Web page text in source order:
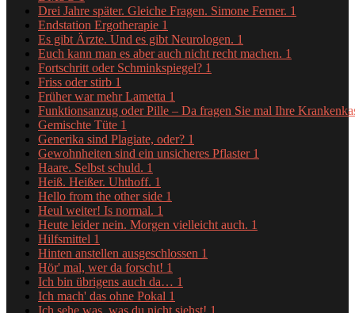
Drei Jahre später. Gleiche Fragen. Simone Ferner. 1
Endstation Ergotherapie 1
Es gibt Ärzte. Und es gibt Neurologen. 1
Euch kann man es aber auch nicht recht machen. 1
Fortschritt oder Schminkspiegel? 1
Friss oder stirb 1
Früher war mehr Lametta 1
Funktionsanzug oder Pille – Da fragen Sie mal Ihre
Gemischte Tüte 1
Generika sind Plagiate, oder? 1
Gewohnheiten sind ein unsicheres Pflaster 1
Haare. Selbst schuld. 1
Heiß. Heißer. Uhthoff. 1
Hello from the other side 1
Heul weiter! Is normal. 1
Heute leider nein. Morgen vielleicht auch. 1
Hilfsmittel 1
Hinten anstellen ausgeschlossen 1
Hör' mal, wer da forscht! 1
Ich bin übrigens auch da… 1
Ich mach' das ohne Pokal 1
Ich sehe was, was du nicht siehst! 1